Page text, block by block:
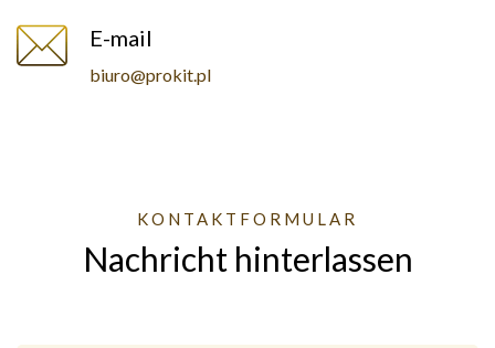
E-mail
biuro@prokit.pl
KONTAKTFORMULAR
Nachricht hinterlassen